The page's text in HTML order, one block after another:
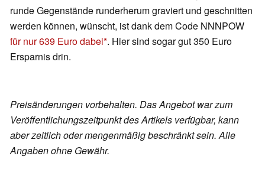
runde Gegenstände runderherum graviert und geschnitten
werden können, wünscht, ist dank dem Code NNNPOW
für nur 639 Euro dabei . Hier sind sogar gut 350 Euro
Ersparnis drin.
Preisänderungen vorbehalten. Das Angebot war zum
Veröffentlichungszeitpunkt des Artikels verfügbar, kann
aber zeitlich oder mengenmäßig beschränkt sein. Alle
Angaben ohne Gewähr.